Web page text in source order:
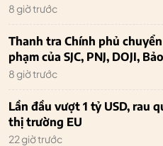
8 giờ trước
Thanh tra Chính phủ
phạm của SJC, PNJ, DOJI,
8 giờ trước
Lần đầu vượt 1 tỷ USD, rau
thị trường EU
22 giờ trước